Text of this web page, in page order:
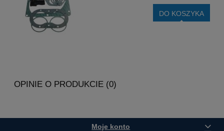
DO KOSZYKA
OPINIE O PRODUKCIE (0)
Moje konto